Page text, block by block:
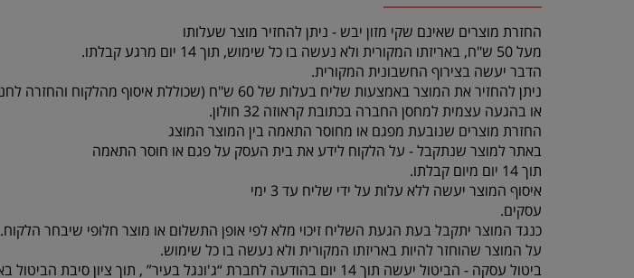
החזרת מוצרים שאינם שקי מזון יבש - ניתן להחזיר מוצר שעלותו
מעל 50 ש"ח, באריזתו המקורית ולא נעשה בו כל שימוש, תוך 14 יום מרגע קבלתו.
הדבר יעשה בצירוף החשבונית המקורית.
ניתן להחזיר את המוצר באמצעות שליח בעלות של 60 ש"ח (שכוללת איסוף מהלקוח והחזרה לחנות)
או בהגעה עצמית למחסן החברה בכתובת קראוזה 32 חולון.
החזרת מוצרים שנובעת מפגם או מחוסר התאמה בין המוצר המוצג
באתר למוצר שנתקבל - על הלקוח לידע את בית העסק על פגם או חוסר התאמה
תוך 14 יום מיום קבלתו.
איסוף המוצר יעשה ללא עלות על ידי שליח עד 3 ימי
עסקים.
כנגד המוצר יתקבל בעת הגעת השליח זיכוי מלא לפי אופן התשלום או מוצר חלופי שיבחר הלקוח.
על המוצר שהוחזר להיות באריזתו המקורית ולא נעשה בו כל שימוש.
ביטול עסקה - הביטול יעשה תוך 14 יום בהודעה לחברת “ג'ונגל בעיר” , תוך ציון סיבת הביטול באמצעות טלפון 077-5523309.